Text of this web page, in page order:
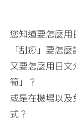
您知道要怎麼
「刮痧」要怎麼
又要怎麼用日
筍」？
或是在機場以
式？